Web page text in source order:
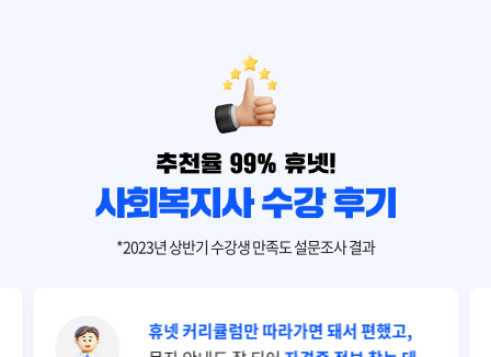
*2023년 상반기 수강생 만족도 설문조사 결과
휴넷 커리큘럼만 따라가면 돼서 편했고,